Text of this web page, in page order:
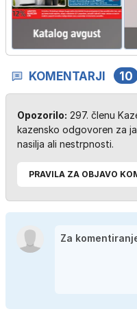
KOMENTARJI 10
Opozorilo: 297. členu
kazensko odgovoren za
nasilja ali nestrpnosti.
PRAVILA ZA OBJAVO